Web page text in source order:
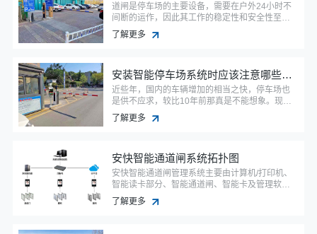
道闸是停车场的主要设备，需要在户外24小时不
间断的运作，因此其工作的稳定性和安全性至关
重要，除了选择可靠的道闸品牌，还应该注重平
时的维护保养。
了解更多
安装智能停车场系统时应该注意哪些问题
近些年，国内的车辆增加的相当之快，停车场也
是供不应求，较比10年前那真是不能想象。现在
好多国内做停车场事业的公司可以说是很受欢
迎，而智能停车场系统就是好多人在选择停车场
停车场系统已经是必然趋势了，那么，安装智能
停车场系统时应该注意哪些问题呢?
了解更多
安快智能通道闸系统拓扑图
安快智能通道闸管理系统主要由计算机/打印机、
智能读卡部分、智能通道闸、智能卡及管理软件
等组成。计算机与智能通道闸之间采用TCP/IP网
络结构通讯，通讯距离可无限扩展，单台计算机
了解更多